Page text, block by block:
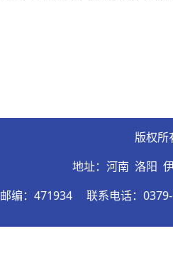
版权所
地址：河南 洛阳
邮编：471934
联系电话：